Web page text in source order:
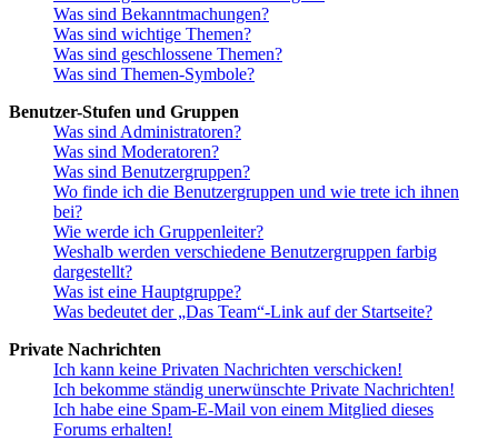
Was sind Bekanntmachungen?
Was sind wichtige Themen?
Was sind geschlossene Themen?
Was sind Themen-Symbole?
Benutzer-Stufen und Gruppen
Was sind Administratoren?
Was sind Moderatoren?
Was sind Benutzergruppen?
Wo finde ich die Benutzergruppen und wie trete ich ihnen
bei?
Wie werde ich Gruppenleiter?
Weshalb werden verschiedene Benutzergruppen farbig
dargestellt?
Was ist eine Hauptgruppe?
Was bedeutet der „Das Team“-Link auf der Startseite?
Private Nachrichten
Ich kann keine Privaten Nachrichten verschicken!
Ich bekomme ständig unerwünschte Private Nachrichten!
Ich habe eine Spam-E-Mail von einem Mitglied dieses
Forums erhalten!